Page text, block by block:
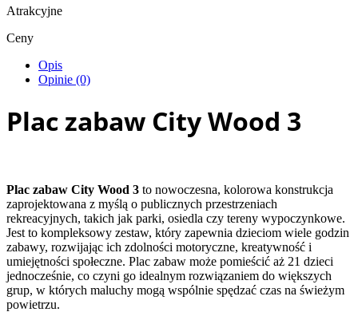
Atrakcyjne
Ceny
Opis
Opinie (0)
Plac zabaw City Wood 3
Plac zabaw City Wood 3 to nowoczesna, kolorowa konstrukcja
zaprojektowana z myślą o publicznych przestrzeniach
rekreacyjnych, takich jak parki, osiedla czy tereny wypoczynkowe.
Jest to kompleksowy zestaw, który zapewnia dzieciom wiele godzin
zabawy, rozwijając ich zdolności motoryczne, kreatywność i
umiejętności społeczne. Plac zabaw może pomieścić aż 21 dzieci
jednocześnie, co czyni go idealnym rozwiązaniem do większych
grup, w których maluchy mogą wspólnie spędzać czas na świeżym
powietrzu.